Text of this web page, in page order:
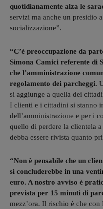
quotidianamente alza le
servizi ma anche un presidio
socializzazione”.
“C’è preoccupazione da
Simona Camici referente di
che l’amministrazione
regolamento dei parcheggi.
si aggiunge a quella dei
I clienti e i cittadini si stanno
dell’amministrazione e per i
quello di perdere la clientela
debba essere rivista quanto
“Non è pensabile che un
si concluderebbe in una
euro. A nostro avviso è
prevista per 15 minuti di
mezz’ora. Il rischio è che